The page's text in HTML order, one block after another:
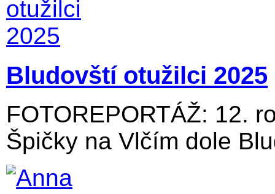
Bludovští otužilci 2025
FOTOREPORTÁŽ: 12.
Špičky na Vlčím dole